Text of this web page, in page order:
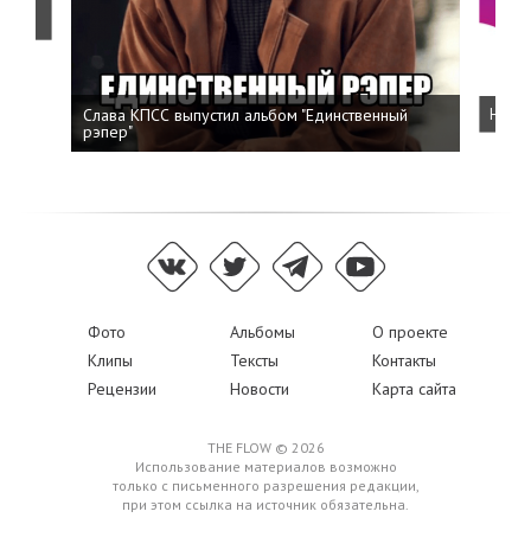
Слава КПСС выпустил альбом "Единственный
рэпер"
Фото Альбомы
О проекте
Клипы
Тексты
Контакты
Рецензии
Новости Карта сайта
THE FLOW © 2026
Использование материалов возможно
только с письменного разрешения редакции,
при этом ссылка на источник обязательна.